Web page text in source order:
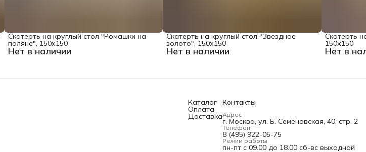
Нет в наличии
Скатерть на круглый стол "Ромашки на
поляне", 150х150
Нет в наличии
Скатерть на круглый стол "Звездное
золото", 150х150
Нет в
Скатерть
150х150
Каталог
Оплата
Доставка
Контакты
Адрес
г. Москва, ул. Б. Семёновская, 40, стр. 2
Телефон
8 (495) 922-05-75
Режим работы
пн-пт с 09.00 до 18.00 сб-вс выходной